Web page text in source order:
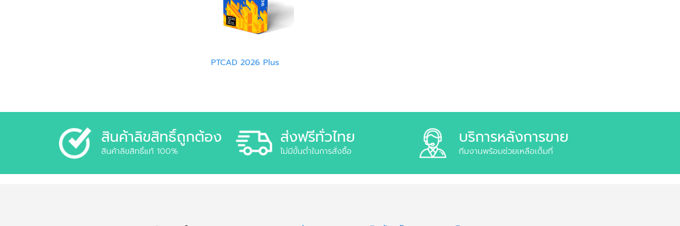
PTCAD 2026 Plus
สินค้าลิขสิทธิ์ถูกต้อง
สินค้าลิขสิทธิ์แท้ 100%
ส่งฟรีทั่วไทย
ไม่มีขั้นต่ำในการสั่งซื้อ
บริการหลังการขาย
ทีมงานพร้อมช่วยเหลือเต็มที่